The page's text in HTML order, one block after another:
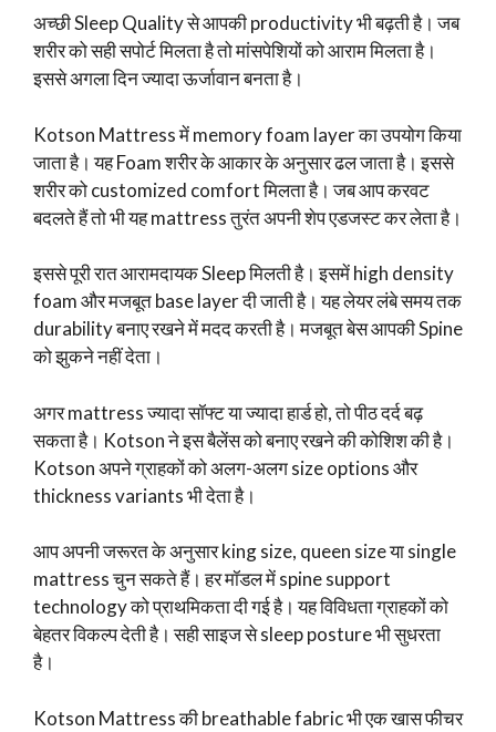
अच्छी Sleep Quality से आपकी productivity भी बढ़ती है। जब
शरीर को सही सपोर्ट मिलता है तो मांसपेशियों को आराम मिलता है।
इससे अगला दिन ज्यादा ऊर्जावान बनता है।
Kotson Mattress में memory foam layer का उपयोग किया
जाता है। यह Foam शरीर के आकार के अनुसार ढल जाता है। इससे
शरीर को customized comfort मिलता है। जब आप करवट
बदलते हैं तो भी यह mattress तुरंत अपनी शेप एडजस्ट कर लेता है।
इससे पूरी रात आरामदायक Sleep मिलती है। इसमें high density
foam और मजबूत base layer दी जाती है। यह लेयर लंबे समय तक
durability बनाए रखने में मदद करती है। मजबूत बेस आपकी Spine
को झुकने नहीं देता।
अगर mattress ज्यादा सॉफ्ट या ज्यादा हार्ड हो, तो पीठ दर्द बढ़
सकता है। Kotson ने इस बैलेंस को बनाए रखने की कोशिश की है।
Kotson अपने ग्राहकों को अलग-अलग size options और
thickness variants भी देता है।
आप अपनी जरूरत के अनुसार king size, queen size या single
mattress चुन सकते हैं। हर मॉडल में spine support
technology को प्राथमिकता दी गई है। यह विविधता ग्राहकों को
बेहतर विकल्प देती है। सही साइज से sleep posture भी सुधरता
है।
Kotson Mattress की breathable fabric भी एक खास फीचर